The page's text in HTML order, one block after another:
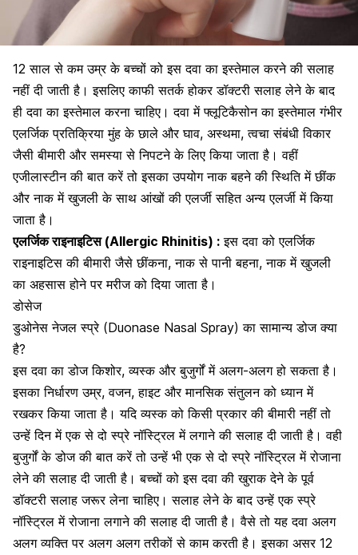
12 साल से कम उम्र के बच्चों को इस दवा का इस्तेमाल करने की सलाह
नहीं दी जाती है। इसलिए काफी सतर्क होकर डॉक्टरी सलाह लेने के बाद
ही दवा का इस्तेमाल करना चाहिए। दवा में फ्लूटिकैसोन का इस्तेमाल गंभीर
एलर्जिक प्रतिक्रिया मुंह के छाले और घाव, अस्थमा, त्वचा संबंधी विकार
जैसी बीमारी और समस्या से निपटने के लिए किया जाता है। वहीं
एजीलास्टीन की बात करें तो इसका उपयोग नाक बहने की स्थिति में छींक
और नाक में खुजली के साथ आंखों की एलर्जी सहित अन्य एलर्जी में किया
जाता है।
एलर्जिक राइनाइटिस (Allergic Rhinitis) : इस दवा को एलर्जिक
राइनाइटिस की बीमारी जैसे छींकना, नाक से पानी बहना, नाक में खुजली
का अहसास होने पर मरीज को दिया जाता है।
डोसेज
डुओनेस नेजल स्प्रे (Duonase Nasal Spray) का सामान्य डोज क्या
है?
इस दवा का डोज किशोर, व्यस्क और बुजुर्गों में अलग-अलग हो सकता है।
इसका निर्धारण उम्र, वजन, हाइट औरमानसिक संतुलनको ध्यान में
रखकर किया जाता है। यदि व्यस्क को किसी प्रकार की बीमारी नहीं तो
उन्हें दिन में एक से दो स्प्रेनॉस्ट्रिल में लगानेकी सलाह दी जाती है। वही
बुजुर्गों के डोज की बात करें तो उन्हें भी एक से दो स्प्रे नॉस्ट्रिल में रोजाना
लेने की सलाह दी जाती है। बच्चों को इस दवा की खुराक देने के पूर्व
डॉक्टरी सलाह जरूर लेना चाहिए। सलाह लेने के बाद उन्हें एक स्प्रे
नॉस्ट्रिल में रोजाना लगाने की सलाह दी जाती है। वैसे तो यह दवा अलग
अलग व्यक्ति पर अलग अलग तरीकों से काम करती है। इसका असर 12